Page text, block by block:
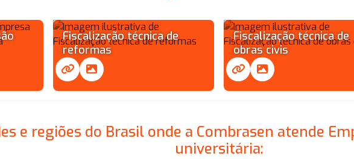
Fiscalização técnica de
reformas
Fiscalização técnica de
obras civis
e regiões do Brasil onde a Combrasen atende
universitária: